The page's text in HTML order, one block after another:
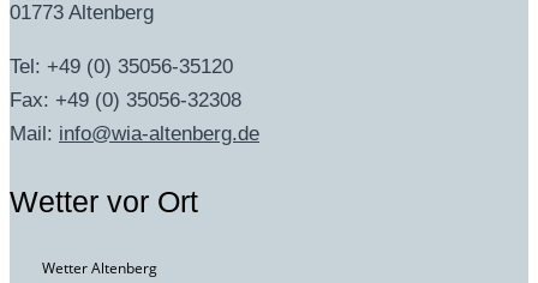
01773 Altenberg
Tel: +49 (0) 35056-35120
Fax: +49 (0) 35056-32308
Mail: info@wia-altenberg.de
Wetter vor Ort
Wetter Altenberg